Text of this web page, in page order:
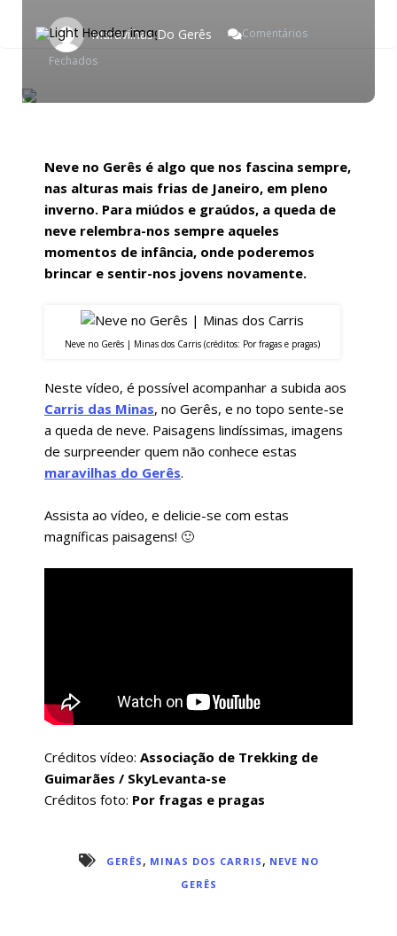
Maravilhas Do Gerês
Comentários
FechadosEm
Neve no Gerês é algo que nos fascina sempre,
nas alturas mais frias de Janeiro, em pleno
inverno. Para miúdos e graúdos, a queda de
neve relembra-nos sempre aqueles
momentos de infância, onde poderemos
brincar e sentir-nos jovens novamente.
Neve no Gerês | Minas dos Carris (créditos: Por fragas e pragas)
Neste vídeo, é possível acompanhar a subida aos
Carris das Minas, no Gerês, e no topo sente-se
a queda de neve. Paisagens lindíssimas, imagens
de surpreender quem não conhece estas
maravilhas do Gerês.
Assista ao vídeo, e delicie-se com estas
magníficas paisagens! 🙂
Créditos vídeo: Associação de Trekking de
Guimarães / SkyLevanta-se
Créditos foto: Por fragas e pragas
GERÊS , MINAS DOS CARRIS , NEVE NO
GERÊS